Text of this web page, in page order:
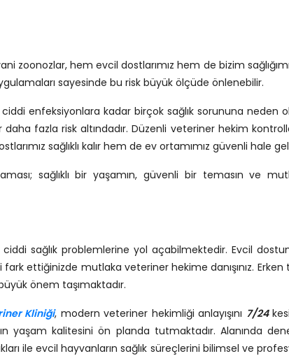
zoonozlar, hem evcil dostlarımız hem de bizim
sayesinde bu risk büyük ölçüde önlenebilir.
enfeksiyonlara kadar birçok sağlık sorununa neden
daha fazla risk altındadır. Düzenli veteriner hekim
sağlıklı kalır hem de ev ortamımız güvenli hale
sağlıklı bir yaşamın, güvenli bir temasın ve
sağlık problemlerine yol açabilmektedir. Evcil
fark ettiğinizde mutlaka veteriner hekime danışınız. Erken
önem taşımaktadır.
Kliniği, modern veteriner hekimliği anlayışını 7/24
yaşam kalitesini ön planda tutmaktadır. Alanında
ile evcil hayvanların sağlık süreçlerini bilimsel ve